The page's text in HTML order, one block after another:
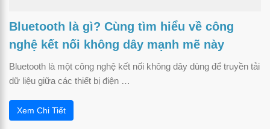
Bluetooth là gì? Cùng tìm hiểu về công
nghệ kết nối không dây mạnh mẽ này
Bluetooth là một công nghệ kết nối không dây dùng để truyền tải
dữ liệu giữa các thiết bị điện …
Xem Chi Tiết